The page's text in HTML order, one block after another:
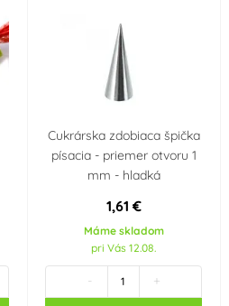
Cukrárska zdobiaca špička
písacia - priemer otvoru 1
mm - hladká
1,61 €
Máme skladom
pri Vás 12.08.
- +